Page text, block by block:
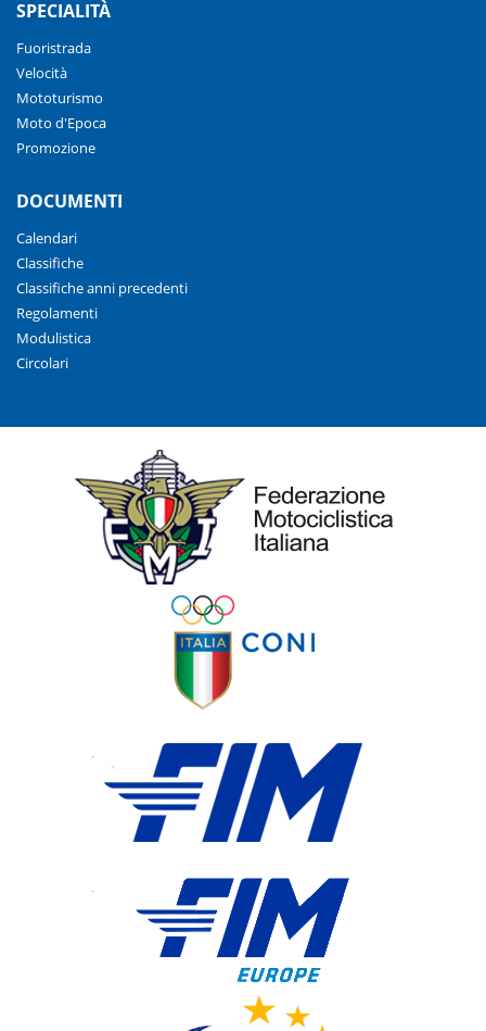
SPECIALITÀ
Fuoristrada
Velocità
Mototurismo
Moto d'Epoca
Promozione
DOCUMENTI
Calendari
Classifiche
Classifiche anni precedenti
Regolamenti
Modulistica
Circolari